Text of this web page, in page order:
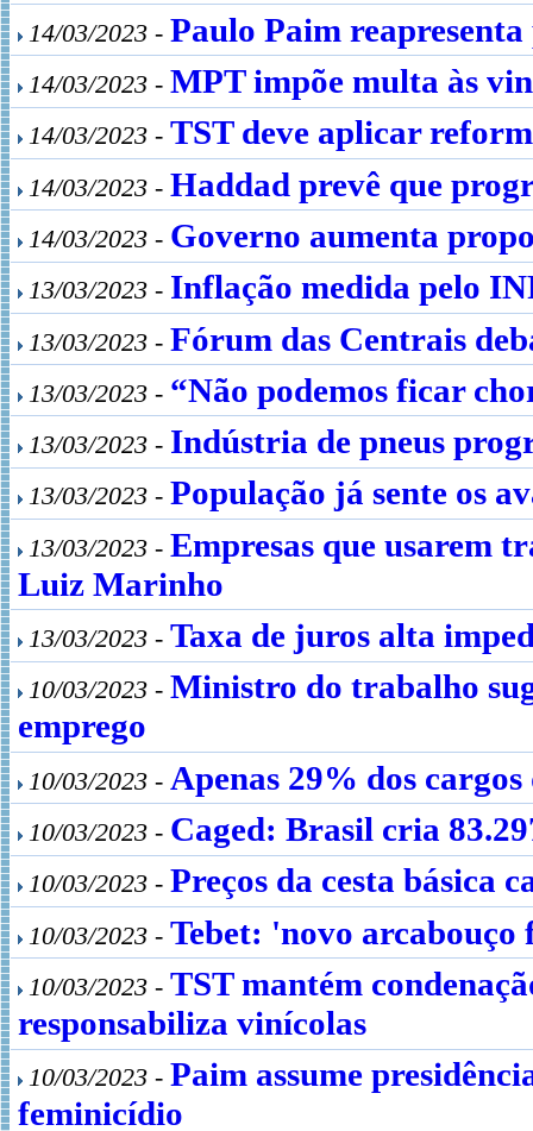
14/03/2023 - Paulo Paim
14/03/2023 - MPT impõe multa às
14/03/2023 - TST deve aplicar
14/03/2023 - Haddad prevê que
14/03/2023 - Governo aumenta
13/03/2023 - Inflação medida pelo
13/03/2023 - Fórum das Centrais
13/03/2023 - “Não podemos ficar
13/03/2023 - Indústria de pneus
13/03/2023 - População já sente os
13/03/2023 - Empresas que usarem
Luiz Marinho
13/03/2023 - Taxa de juros alta
10/03/2023 - Ministro do trabalho
emprego
10/03/2023 - Apenas 29% dos
10/03/2023 - Caged: Brasil cria
10/03/2023 - Preços da cesta básica
10/03/2023 - Tebet: 'novo arcabouço
10/03/2023 - TST mantém
responsabiliza vinícolas
10/03/2023 - Paim assume
feminicídio